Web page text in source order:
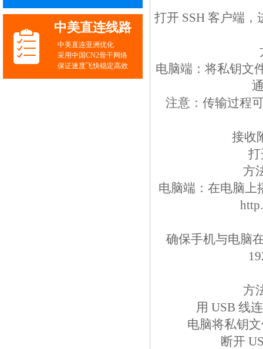
中美直连线路
中美直连亚洲优化
采用中国CN2骨干网络
保证速度飞快稳定高效
打开 SSH 客户端，
电脑端：将私钥文
注意：传输过程
接收
打
方
电脑端：在电脑上
确保手机与电脑
方
用 USB 线
电脑将私钥
断开